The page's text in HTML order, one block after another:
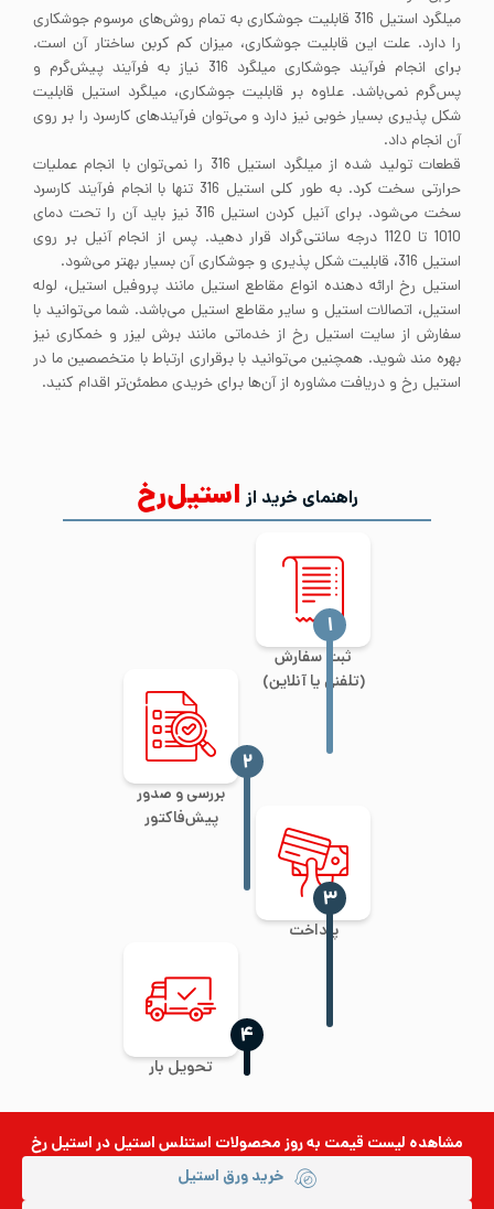
میلگرد استیل 316 قابلیت جوشکاری به تمام روش‌های مرسوم جوشکاری
را دارد. علت این قابلیت جوشکاری، میزان کم کربن ساختار آن است.
برای انجام فرآیند جوشکاری میلگرد 316 نیاز به فرآیند پیش‌گرم و
پس‌گرم نمی‌باشد. علاوه بر قابلیت جوشکاری، میلگرد استیل قابلیت
شکل پذیری بسیار خوبی نیز دارد و می‌توان فرآیندهای کارسرد را بر روی
آن انجام داد.
قطعات تولید شده از میلگرد استیل 316 را نمی‌توان با انجام عملیات
حرارتی سخت کرد. به طور کلی استیل 316 تنها با انجام فرآیند کارسرد
سخت می‌شود. برای آنیل کردن استیل 316 نیز باید آن را تحت دمای
1010 تا 1120 درجه سانتی‌گراد قرار دهید. پس از انجام آنیل بر روی
استیل 316، قابلیت شکل پذیری و جوشکاری آن بسیار بهتر می‌شود.
استیل رخ ارائه دهنده انواع مقاطع استیل مانند پروفیل استیل، لوله
استیل، اتصالات استیل و سایر مقاطع استیل می‌باشد. شما می‌توانید با
سفارش از سایت استیل رخ از خدماتی مانند برش لیزر و خمکاری نیز
بهره مند شوید. همچنین می‌توانید با برقراری ارتباط با متخصصین ما در
استیل رخ و دریافت مشاوره از آن‌ها برای خریدی مطمئن‌تر اقدام کنید.
راهنمای خرید از استیل‌رخ
ثبت سفارش
(تلفنی یا آنلاین)
‍۱
بررسی و صدور
پیش‌فاکتور
‍۲
پرداخت
‍۳
تحویل بار
‍۴
مشاهده لیست قیمت به روزمحصولات استنلس استیلدر استیل رخ
خرید ورق استیل